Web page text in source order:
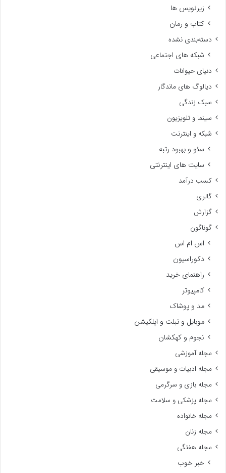
زیرنویس ها
کتاب و رمان
دسته‌بندی نشده
شبکه های اجتماعی
دنیای حیوانات
دیالوگ های ماندگار
سبک زندگی
سینما و تلویزیون
شبکه و اینترنت
سئو و بهبود رتبه
سایت های اینترنتی
کسب درآمد
گالری
گزارش
گوناگون
اس ام اس
دکوراسیون
راهنمای خرید
کامپیوتر
مد و پوشاک
موبایل و تبلت و اپلکیشن
نجوم و کهکشان
مجله آموزشی
مجله ادبیات و موسیقی
مجله بازی و سرگرمی
مجله پزشکی و سلامت
مجله خانواده
مجله زنان
مجله هفتگی
خبر خوب